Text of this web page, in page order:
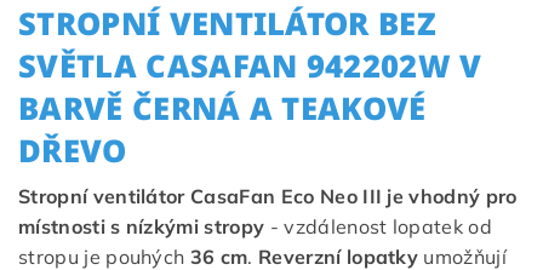
STROPNÍ VENTILÁTOR BEZ
SVĚTLA CASAFAN 942202WV
BARVĚ ČERNÁ A TEAKOVÉ
DŘEVO
Stropní ventilátor CasaFan Eco Neo III je vhodný pro
místnosti s nízkými stropy - vzdálenost lopatek od
stropu je pouhých 36 cm. Reverzní lopatky umožňují